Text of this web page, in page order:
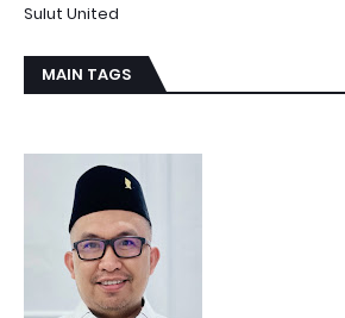
Sulut United
MAIN TAGS